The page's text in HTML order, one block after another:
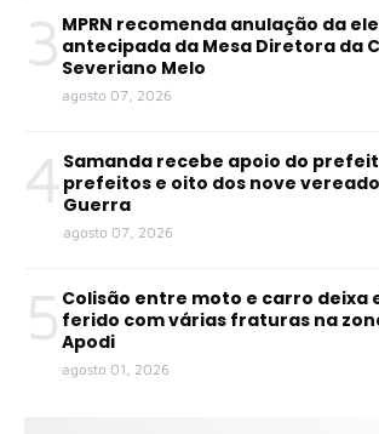
3 MPRN recomenda anulação da
antecipada da Mesa Diretora da
Severiano Melo
agosto 07, 2026
4 Samanda recebe apoio do
prefeitos e oito dos nove
Guerra
agosto 07, 2026
5 Colisão entre moto e carro deixa
ferido com várias fraturas na
Apodi
agosto 01, 2026